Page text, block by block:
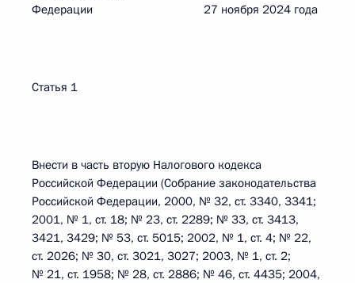
Федерации 27 ноября 2024 года
Статья 1
Внести в часть вторую Налогового кодекса
Российской Федерации (Собрание законодательства
Российской Федерации, 2000, № 32, ст. 3340, 3341;
2001, № 1, ст. 18; № 23, ст. 2289; № 33, ст. 3413,
3421, 3429; № 53, ст. 5015; 2002, № 1, ст. 4; № 22,
ст. 2026; № 30, ст. 3021, 3027; 2003, № 1, ст. 2;
№ 21, ст. 1958; № 28, ст. 2886; № 46, ст. 4435; 2004,